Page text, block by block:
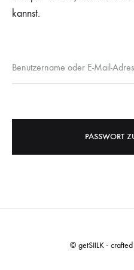
kannst.
Benutzername oder E-Mail-
PASSWORT
© getSIILK -